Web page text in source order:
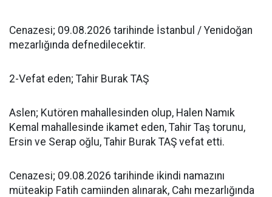
Cenazesi; 09.08.2026 tarihinde İstanbul / Yenidoğan
mezarlığında defnedilecektir.
2-Vefat eden; Tahir Burak TAŞ
Aslen; Kutören mahallesinden olup, Halen Namık
Kemal mahallesinde ikamet eden, Tahir Taş torunu,
Ersin ve Serap oğlu, Tahir Burak TAŞ vefat etti.
Cenazesi; 09.08.2026 tarihinde ikindi namazını
müteakip Fatih camiinden alınarak, Cahı mezarlığında